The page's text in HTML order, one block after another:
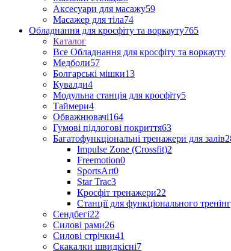
Аксесуари для масажу59
Масажер для тіла74
Обладнання для кросфіту та воркауту765
Каталог
Все Обладнання для кросфіту та воркауту
Медболи57
Болгарські мішки13
Кувалди4
Модульна станція для кросфіту5
Таймери4
Обважнювачі164
Гумові підлогові покриття63
Багатофункціональні тренажери для залів
Impulse Zone (Crossfit)2
Freemotion0
SportsArt0
Star Trac3
Кросфіт тренажери22
Станції для функціонального
Сендбегі22
Силові рами26
Силові стрічки41
Скакалки швидкісні7